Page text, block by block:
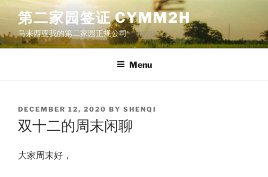
Skip
content
第二家园签证 CYMM2H
马来西亚我的第二家园正规公司
Menu
POSTED
ON
DECEMBER 12, 2020 BY SHENQI
双十二的周末闲聊
​大家周末好，